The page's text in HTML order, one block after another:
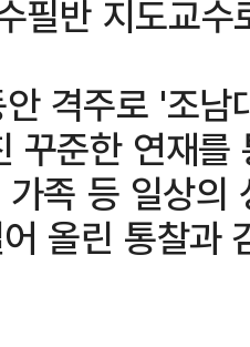
필반 지도교
격주로 '조남
꾸준한 연재를
족 등 일상의
올린 통찰과